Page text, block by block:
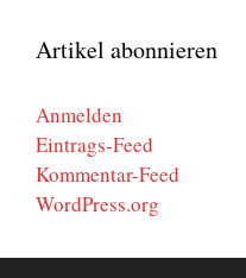
Artikel abonnieren
Anmelden
Eintrags-Feed
Kommentar-Feed
WordPress.org